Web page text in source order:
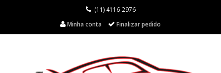
(11) 4116-2976
Minha conta
Finalizar pedido